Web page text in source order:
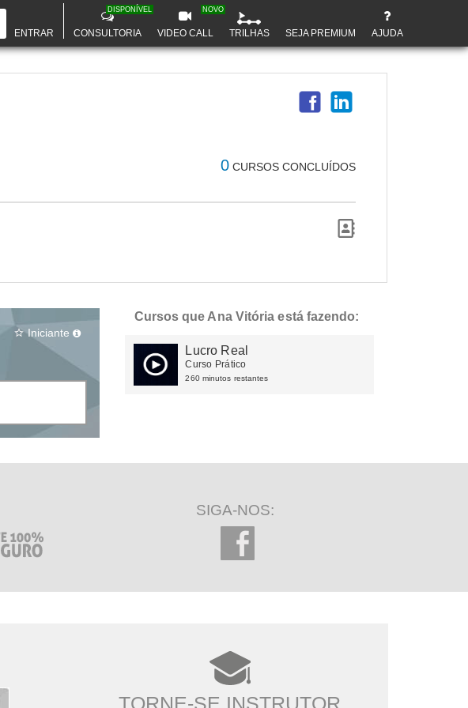
ENTRAR CONSULTORIA
DISPONÍVEL
VIDEO CALL
NOVO
TRILHAS SEJA PREMIUM AJUDA
0 CURSOS CONCLUÍDOS
star_border Iniciante
Cursos que Ana Vitória está fazendo:
Lucro Real
Curso Prático
260 minutos restantes
SIGA-NOS:
TORNE-SE INSTRUTOR